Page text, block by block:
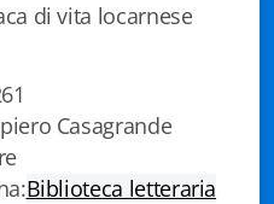
di vita locarnese
Casagrande
Biblioteca letteraria